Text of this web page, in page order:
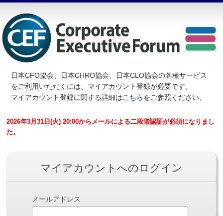
日本CFO協会、日本CHRO協会、日本CLO協会の各種サービス
をご利用いただくには、マイアカウント登録が必要です。
マイアカウント登録に関する詳細はこちらをご参照ください。
2026年3月31日(火) 20:00からメールによる二段階認証が必須になりまし
た。
マイアカウントへのログイン
メールアドレス